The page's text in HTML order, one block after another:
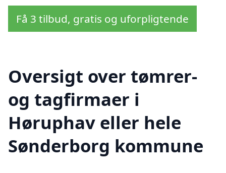
Få 3 tilbud, gratis og uforpligtende
Oversigt over tømrer-
og tagfirmaer i
Høruphav eller hele
Sønderborg kommune